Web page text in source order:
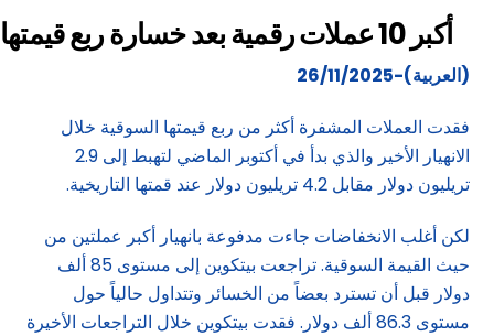
أكبر 10 عملات رقمية بعد خسارة ربع قيمتها
(العربية)-26/11/2025
فقدت العملات المشفرة أكثر من ربع قيمتها السوقية خلال
الانهيار الأخير والذي بدأ في أكتوبر الماضي لتهبط إلى 2.9
تريليون دولار مقابل 4.2 تريليون دولار عند قمتها التاريخية.
لكن أغلب الانخفاضات جاءت مدفوعة بانهيار أكبر عملتين من
حيث القيمة السوقية. تراجعت بيتكوين إلى مستوى 85 ألف
دولار قبل أن تسترد بعضاً من الخسائر وتتداول حالياً حول
مستوى 86.3 ألف دولار. فقدت بيتكوين خلال التراجعات الأخيرة